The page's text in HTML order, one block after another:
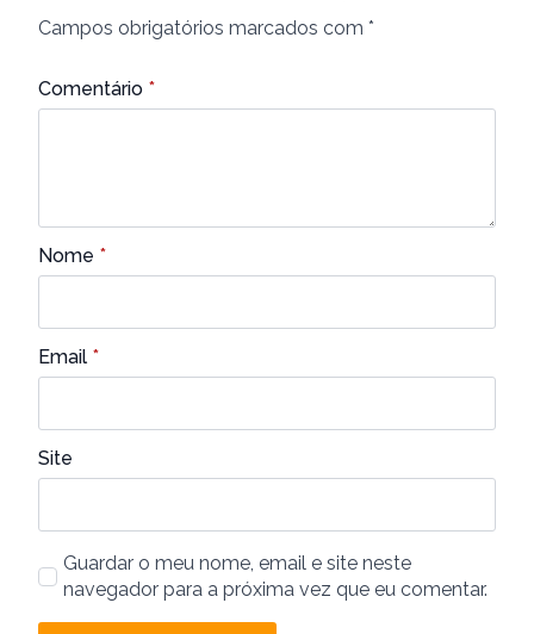
Campos obrigatórios marcados com *
Comentário *
Nome *
Email *
Site
Guardar o meu nome, email e site neste
navegador para a próxima vez que eu comentar.